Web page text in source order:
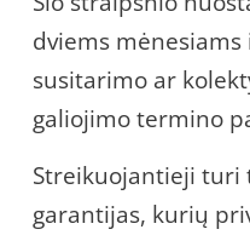
dviems
susitarimo ar
galiojimo termino
Streikuojantieji turi
garantijas, kurių